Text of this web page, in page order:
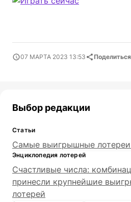
07 МАРТА 2023 13:53 Поделиться
Выбор редакции
Статьи
Самые выигрышные
Энциклопедия лотерей
Счастливые числа:
принесли крупнейшие
лотерей